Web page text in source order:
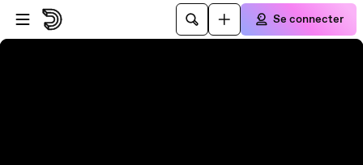
Passer au player
Passer au contenu principal
Se connecter